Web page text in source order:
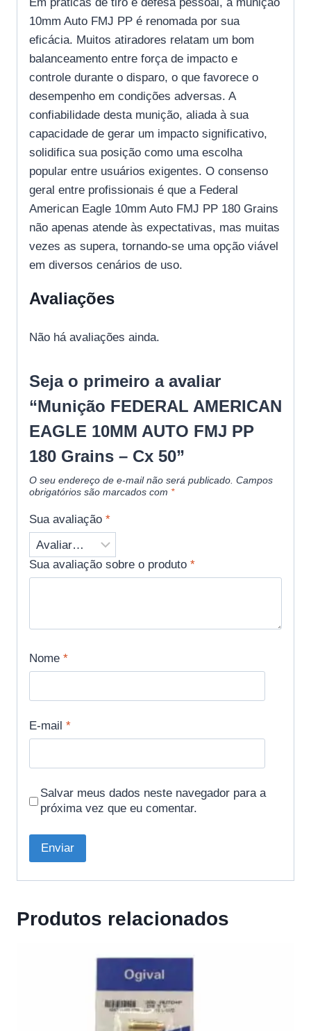
10mm Auto FMJ PP é renomada por sua
eficácia. Muitos atiradores relatam um bom
balanceamento entre força de impacto e
controle durante o disparo, o que favorece o
desempenho em condições adversas. A
confiabilidade desta munição, aliada à sua
capacidade de gerar um impacto significativo,
solidifica sua posição como uma escolha
popular entre usuários exigentes. O consenso
geral entre profissionais é que a Federal
American Eagle 10mm Auto FMJ PP 180 Grains
não apenas atende às expectativas, mas muitas
vezes as supera, tornando-se uma opção viável
em diversos cenários de uso.
Avaliações
Não há avaliações ainda.
Seja o primeiro a avaliar
“Munição FEDERAL AMERICAN
EAGLE 10MM AUTO FMJ PP
180 Grains – Cx 50”
O seu endereço de e-mail não será publicado. Campos
obrigatórios são marcados com *
Sua avaliação *
Sua avaliação sobre o produto *
Nome *
E-mail *
Salvar meus dados neste navegador para a
próxima vez que eu comentar.
Produtos relacionados